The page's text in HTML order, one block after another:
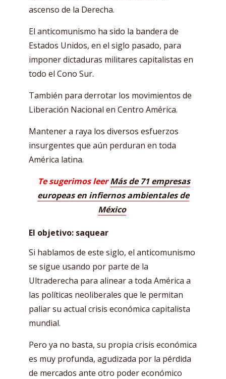
ascenso de la Derecha.
El anticomunismo ha sido la bandera de
Estados Unidos, en el siglo pasado, para
imponer dictaduras militares capitalistas en
todo el Cono Sur.
También para derrotar los movimientos de
Liberación Nacional en Centro América.
Mantener a raya los diversos esfuerzos
insurgentes que aún perduran en toda
América latina.
Te sugerimos leerMás de 71 empresas
europeas en infiernos ambientales de
México
El objetivo: saquear
Si hablamos de este siglo, el anticomunismo
se sigue usando por parte de la
Ultraderecha para alinear a toda América a
las políticas neoliberales que le permitan
paliar su actual crisis económica capitalista
mundial.
Pero ya no basta, su propia crisis económica
es muy profunda, agudizada por la pérdida
de mercados ante otro poder económico